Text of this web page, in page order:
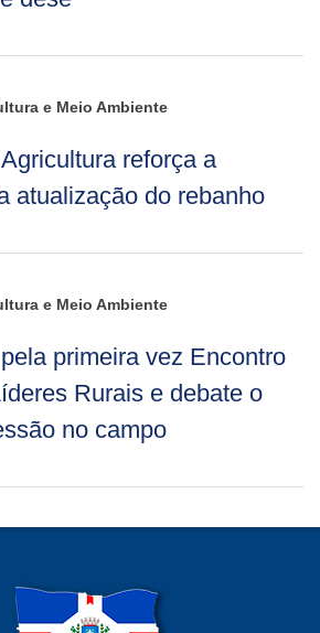
e Meio Ambiente
reforça a
atualização do rebanho
e Meio Ambiente
primeira vez Encontro
Rurais e debate o
no campo